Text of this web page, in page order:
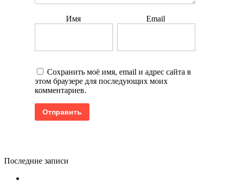
Имя Email
Сохранить моё имя, email и адрес сайта в
этом браузере для последующих моих
комментариев.
Последние записи